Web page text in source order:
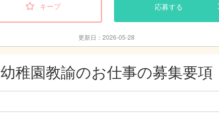
キープ 応募する
更新日：2026-05-28
幼稚園教諭のお仕事の募集要項